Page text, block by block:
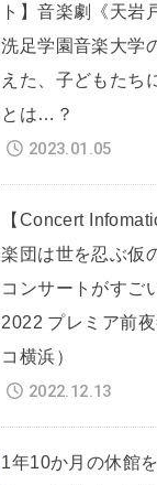
ト】音楽劇《天岩
洗足学園音楽大学
えた、子どもたち
とは…？
2023.01.05
【Concert
楽団は世を忍ぶ仮
コンサートがすご
2022 プレミア前
コ横浜）
2022.12.13
1年10か月の休館